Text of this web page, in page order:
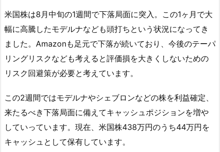
米国株は8月中旬の1週間で下落局面に突入。この1ヶ月で大
幅に高騰したモデルナなども頭打ちという状況になってき
ました。Amazonも足元で下落が続いており、今後のテーパ
リングリスクなども考えると評価損を大きくしないための
リスク回避策が必要と考えています。
この2週間ではモデルナやシェブロンなどの株を利益確定、
来たるべき下落局面に備えてキャッシュポジションを増や
していっています。現在、米国株438万円のうち44万円を
キャッシュとして保有しています。